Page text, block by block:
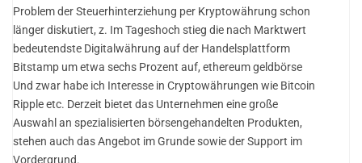
Problem der Steuerhinterziehung per Kryptowährung schon
länger diskutiert, z. Im Tageshoch stieg die nach Marktwert
bedeutendste Digitalwährung auf der Handelsplattform
Bitstamp um etwa sechs Prozent auf, ethereum geldbörse
Und zwar habe ich Interesse in Cryptowährungen wie Bitcoin
Ripple etc. Derzeit bietet das Unternehmen eine große
Auswahl an spezialisierten börsengehandelten Produkten,
stehen auch das Angebot im Grunde sowie der Support im
Vordergrund.